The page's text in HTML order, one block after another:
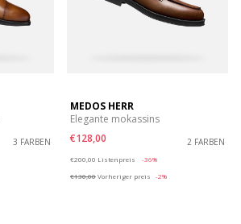
3 FARBEN
MEDOS HERR
Elegante mokassins
€128,00
2 FARBEN
€200,00 Listenpreis
-36%
€130,00Vorheriger preis -2%